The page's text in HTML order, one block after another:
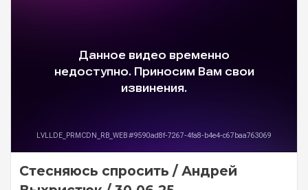
Стесняюсь спросить / Андрей